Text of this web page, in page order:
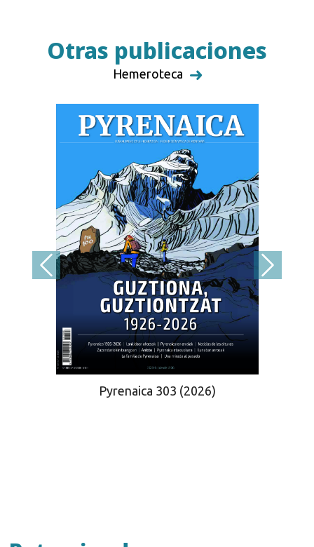
Otras publicaciones
Hemeroteca
Pyrenaica 303 (2026)